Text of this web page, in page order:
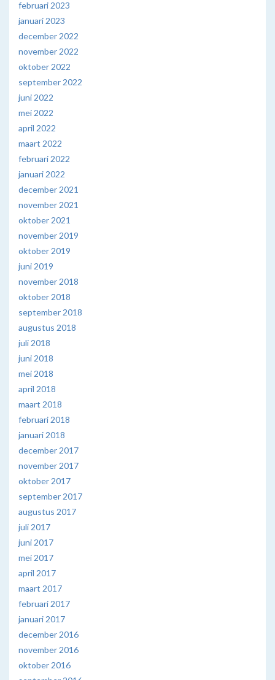
februari 2023
januari 2023
december 2022
november 2022
oktober 2022
september 2022
juni 2022
mei 2022
april 2022
maart 2022
februari 2022
januari 2022
december 2021
november 2021
oktober 2021
november 2019
oktober 2019
juni 2019
november 2018
oktober 2018
september 2018
augustus 2018
juli 2018
juni 2018
mei 2018
april 2018
maart 2018
februari 2018
januari 2018
december 2017
november 2017
oktober 2017
september 2017
augustus 2017
juli 2017
juni 2017
mei 2017
april 2017
maart 2017
februari 2017
januari 2017
december 2016
november 2016
oktober 2016